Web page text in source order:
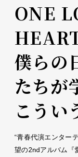
ONE
僕らの
たちが
こうい
“青春代演エンター
望の2ndアルバム『